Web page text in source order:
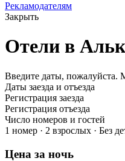
Рекламодателям
Закрыть
Отели в
Введите даты, пожалуйста.
Даты заезда и отъезда
Регистрация заезда
Регистрация отъезда
Число номеров и гостей
1 номер · 2 взрослых · Без
Цена за ночь